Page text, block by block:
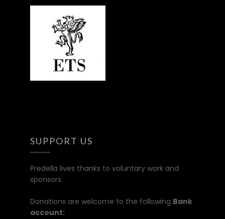
SUPPORT US
Predella lives thanks to voluntary work and
sponsors.
Donations are welcome to the following Bank
account: